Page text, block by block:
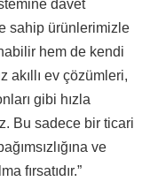
davet
sahip ürünlerimizle
hem de kendi
ev çözümleri,
gibi hızla
Bu sadece bir ticari
ve
fırsatıdır.”